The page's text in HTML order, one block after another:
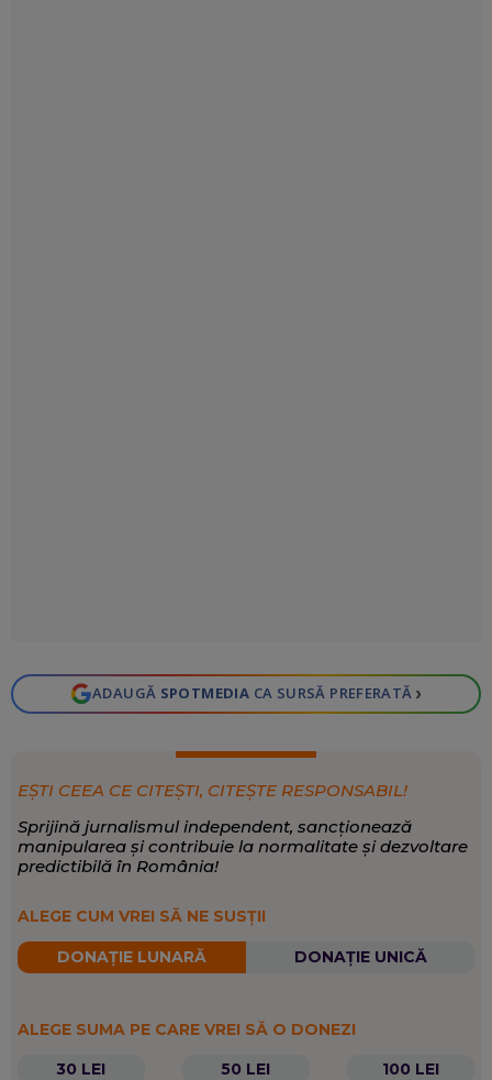
ADAUGĂ SPOTMEDIA CA SURSĂ PREFERATĂ ›
EȘTI CEEA CE CITEȘTI, CITEȘTE RESPONSABIL!
Sprijină jurnalismul independent, sancționează
manipularea și contribuie la normalitate și dezvoltare
predictibilă în România!
ALEGE CUM VREI SĂ NE SUSȚII
DONAȚIE LUNARĂ DONAȚIE UNICĂ
ALEGE SUMA PE CARE VREI SĂ O DONEZI
30 LEI
50 LEI 100 LEI